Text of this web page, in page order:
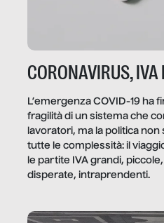
CORONAVIRUS, IVA
L’emergenza COVID-19 ha
fragilità di un sistema che
lavoratori, ma la politica
tutte le complessità: il
le partite IVA grandi,
disperate, intraprendenti.